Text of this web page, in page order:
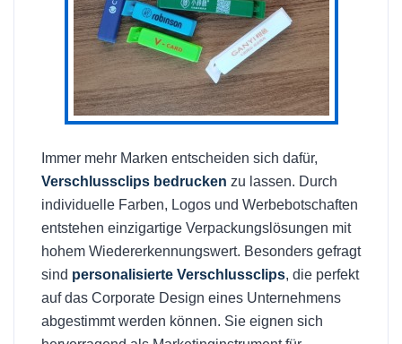
Immer mehr Marken entscheiden sich dafür,
Verschlussclips bedrucken zu lassen. Durch
individuelle Farben, Logos und Werbebotschaften
entstehen einzigartige Verpackungslösungen mit
hohem Wiedererkennungswert. Besonders gefragt
sind personalisierte Verschlussclips, die perfekt
auf das Corporate Design eines Unternehmens
abgestimmt werden können. Sie eignen sich